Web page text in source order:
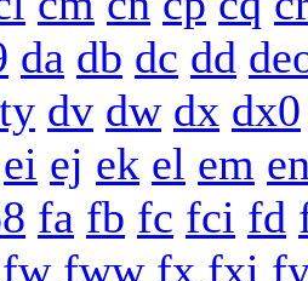
da db dc dd
dv dw dx dx0
ei ej ek el em
fa fb fc fci fd
fw fww fx fxi